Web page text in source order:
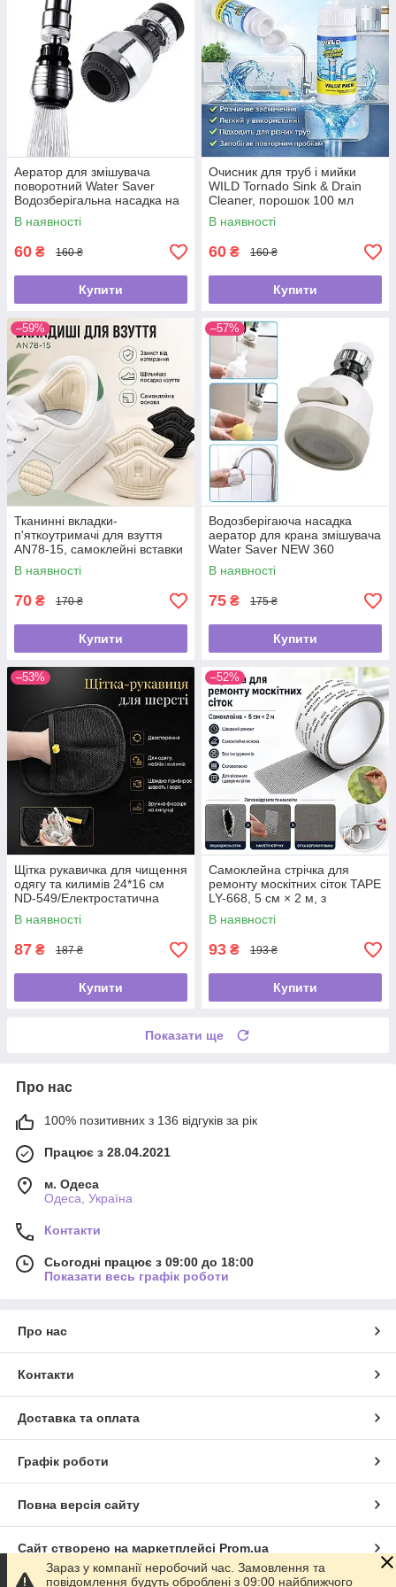
Аератор для змішувача
поворотний Water Saver
Водозберігальна насадка на
кран
В наявності
60 ₴ 160 ₴
Купити
Очисник для труб і мийки
WILD Tornado Sink & Drain
Cleaner, порошок 100 мл
В наявності
60 ₴ 160 ₴
Купити
–59%
Тканинні вкладки-
п'яткоутримачі для взуття
AN78-15, самоклейні вставки
від натирання та мозолів, для
зменшення розміру взуття
В наявності
70 ₴ 170 ₴
Купити
–57%
Водозберігаюча насадка
аератор для крана змішувача
Water Saver NEW 360
В наявності
75 ₴ 175 ₴
Купити
–53%
Щітка рукавичка для чищення
одягу та килимів 24*16 см
ND-549/Електростатична
рукавичка від шерсті
В наявності
87 ₴ 187 ₴
Купити
–52%
Самоклейна стрічка для
ремонту москітних сіток TAPE
LY-668, 5 см × 2 м, з
фібергласу
В наявності
93 ₴ 193 ₴
Купити
Показати ще
Про нас
100% позитивних з 136 відгуків за рік
Працює з 28.04.2021
м. Одеса
Одеса, Україна
Контакти
Сьогодні працює з 09:00 до 18:00
Показати весь графік роботи
Про нас
Контакти
Доставка та оплата
Графік роботи
Повна версія сайту
Сайт створено на маркетплейсі Prom.ua
Зараз у компанії неробочий час. Замовлення та
повідомлення будуть оброблені з 09:00 найближчого